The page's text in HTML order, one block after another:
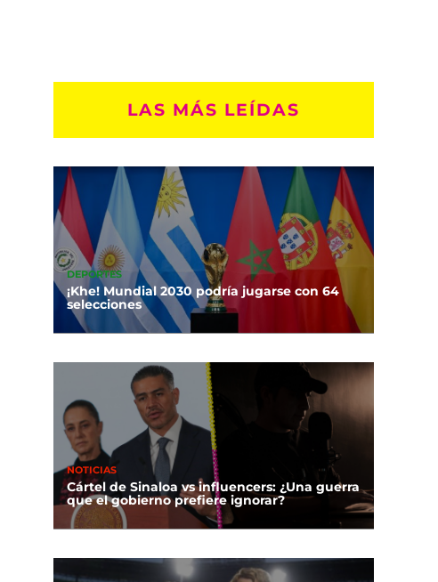
LAS MÁS LEÍDAS
DEPORTES
¡Khe! Mundial 2030 podría jugarse con 64
selecciones
NOTICIAS
Cártel de Sinaloa vs influencers: ¿Una guerra
que el gobierno prefiere ignorar?